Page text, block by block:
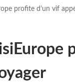
profite d’un vif